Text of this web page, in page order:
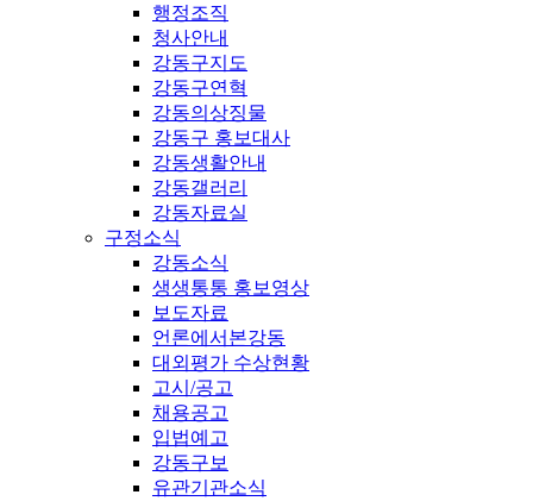
행정조직
청사안내
강동구지도
강동구연혁
강동의상징물
강동구 홍보대사
강동생활안내
강동갤러리
강동자료실
구정소식
강동소식
생생통통 홍보영상
보도자료
언론에서본강동
대외평가 수상현황
고시/공고
채용공고
입법예고
강동구보
유관기관소식